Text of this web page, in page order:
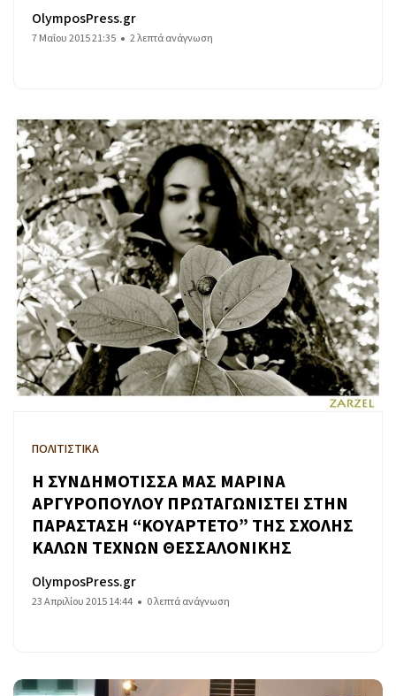
OlymposPress.gr
7 Μαΐου 2015 21:35 2 λεπτά ανάγνωση
ΠΟΛΙΤΙΣΤΙΚΑ
Η ΣΥΝΔΗΜΟΤΙΣΣΑ ΜΑΣ ΜΑΡΙΝΑ
ΑΡΓΥΡΟΠΟΥΛΟΥ ΠΡΩΤΑΓΩΝΙΣΤΕΙ ΣΤΗΝ
ΠΑΡΑΣΤΑΣΗ “ΚΟΥΑΡΤΕΤΟ” ΤΗΣ ΣΧΟΛΗΣ
ΚΑΛΩΝ ΤΕΧΝΩΝ ΘΕΣΣΑΛΟΝΙΚΗΣ
OlymposPress.gr
23 Απριλίου 2015 14:44 0 λεπτά ανάγνωση